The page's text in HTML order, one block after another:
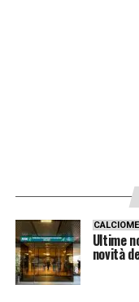
Ultime
novità